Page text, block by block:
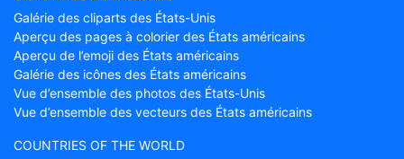
Galérie des cliparts des États-Unis
Aperçu des pages à colorier des États américains
Aperçu de l’emoji des États américains
Galérie des icônes des États américains
Vue d’ensemble des photos des États-Unis
Vue d’ensemble des vecteurs des États américains
COUNTRIES OF THE WORLD